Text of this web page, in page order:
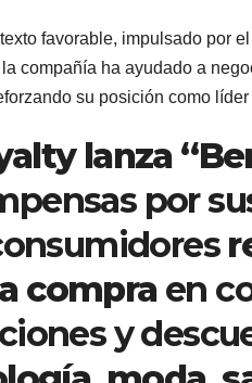
favorable, impulsado por
compañía ha ayudado a
su posición como
lanza
por
compraen
y